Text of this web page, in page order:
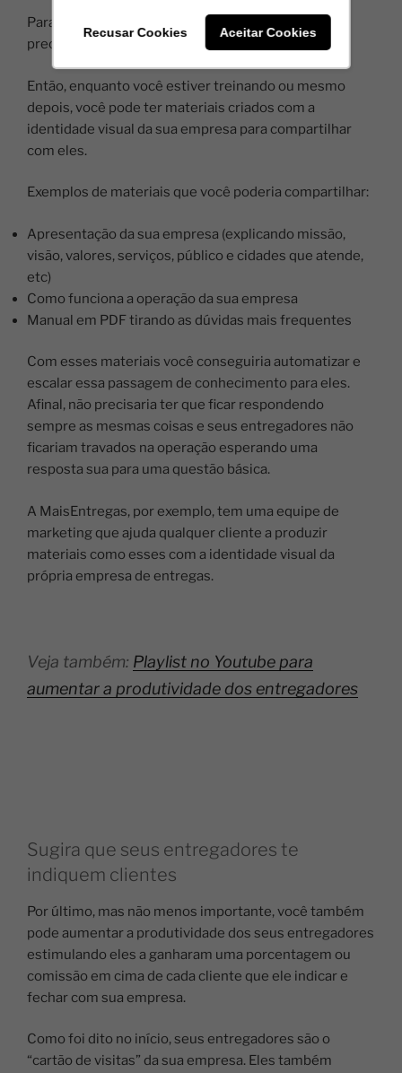
Recusar Cookies Aceitar Cookies
Para seus entregadores terem motivação, eles
precisam ter motivo(s) para ação.
Então, enquanto você estiver treinando ou mesmo
depois, você pode ter materiais criados com a
identidade visual da sua empresa para compartilhar
com eles.
Exemplos de materiais que você poderia compartilhar:
Apresentação da sua empresa (explicando missão,
visão, valores, serviços, público e cidades que atende,
etc)
Como funciona a operação da sua empresa
Manual em PDF tirando as dúvidas mais frequentes
Com esses materiais você conseguiria automatizar e
escalar essa passagem de conhecimento para eles.
Afinal, não precisaria ter que ficar respondendo
sempre as mesmas coisas e seus entregadores não
ficariam travados na operação esperando uma
resposta sua para uma questão básica.
A MaisEntregas, por exemplo, tem uma equipe de
marketing que ajuda qualquer cliente a produzir
materiais como esses com a identidade visual da
própria empresa de entregas.
Veja também: Playlist no Youtube para
aumentar a produtividade dos entregadores
Sugira que seus entregadores te
indiquem clientes
Por último, mas não menos importante, você também
pode aumentar a produtividade dos seus entregadores
estimulando eles a ganharam uma porcentagem ou
comissão em cima de cada cliente que ele indicar e
fechar com sua empresa.
Como foi dito no início, seus entregadores são o
“cartão de visitas” da sua empresa. Eles também